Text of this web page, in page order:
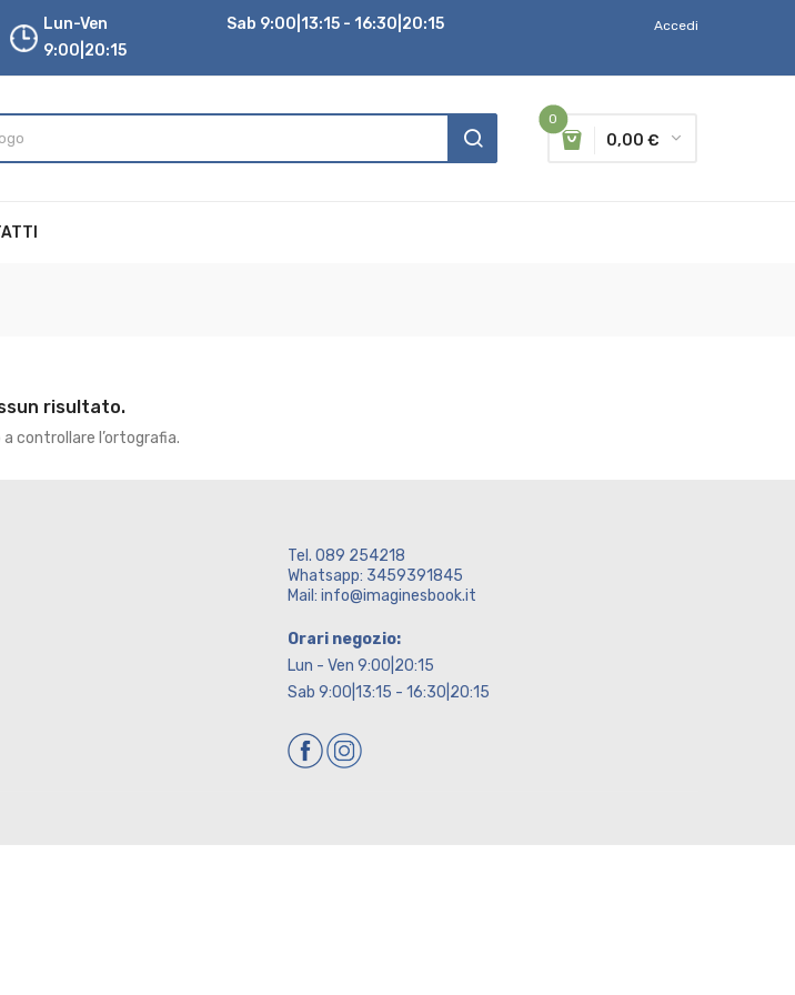
Lun-Ven
9:00|20:15
Sab 9:00|13:15 - 16:30|20:15 Accedi
0
0,00 €
risultato.
controllare l’ortografia.
Tel. 089 254218
Whatsapp: 3459391845
Mail: info@imaginesbook.it
Orari negozio:
Lun - Ven 9:00|20:15
Sab 9:00|13:15 - 16:30|20:15